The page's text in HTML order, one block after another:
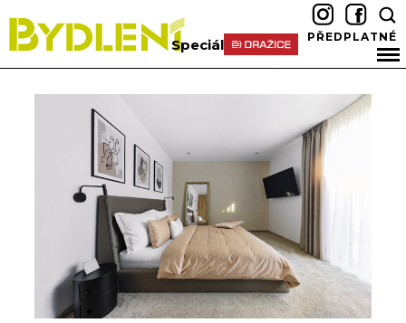
Speciál PŘEDPLATNÉ